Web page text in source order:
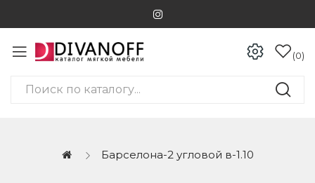
0
Барселона-2 угловой в-1.10